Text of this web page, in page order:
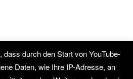
dass durch den Start von YouTube-
Daten, wie Ihre IP-Adresse, an